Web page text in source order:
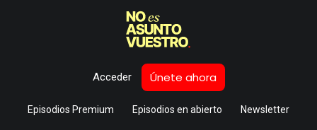
Acceder Únete ahora
Episodios Premium Episodios en abierto Newsletter